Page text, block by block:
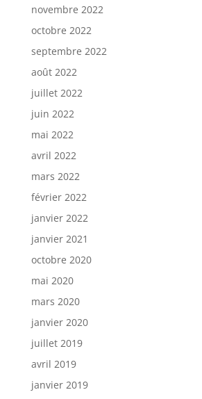
novembre 2022
octobre 2022
septembre 2022
août 2022
juillet 2022
juin 2022
mai 2022
avril 2022
mars 2022
février 2022
janvier 2022
janvier 2021
octobre 2020
mai 2020
mars 2020
janvier 2020
juillet 2019
avril 2019
janvier 2019